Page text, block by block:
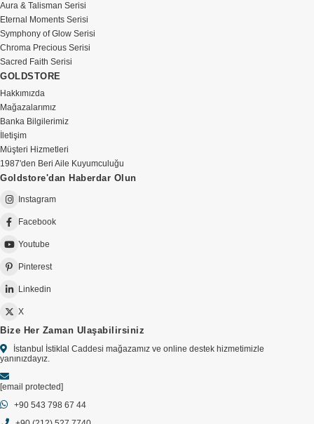
Aura & Talisman Serisi
Eternal Moments Serisi
Symphony of Glow Serisi
Chroma Precious Serisi
Sacred Faith Serisi
GOLDSTORE
Hakkımızda
Mağazalarımız
Banka Bilgilerimiz
İletişim
Müşteri Hizmetleri
1987'den Beri Aile Kuyumculuğu
Goldstore'dan Haberdar Olun
Instagram
Facebook
Youtube
Pinterest
Linkedin
X
Bize Her Zaman Ulaşabilirsiniz
İstanbul İstiklal Caddesi mağazamız ve online destek hizmetimizle
yanınızdayız.
[email protected]
+90 543 798 67 44